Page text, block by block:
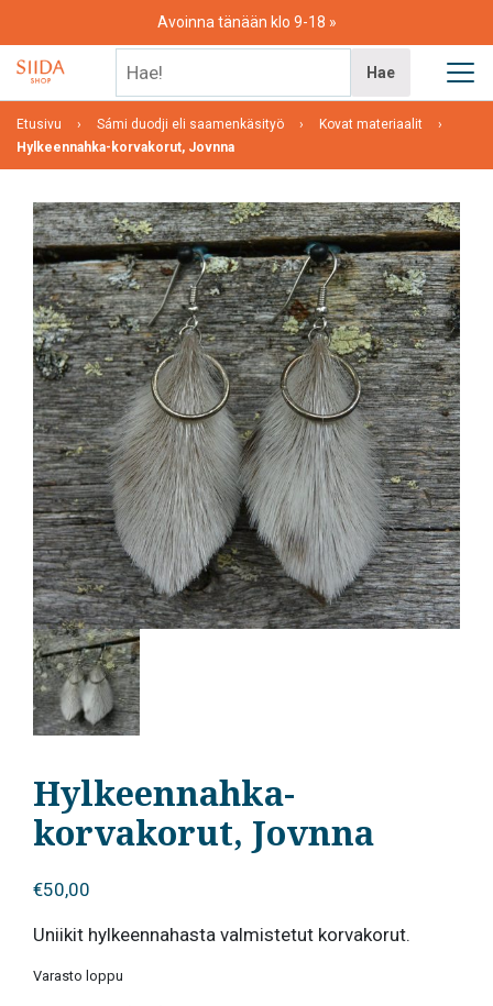
content
Avoinna tänään klo 9-18
Hae
Etusivu Sámi duodji eli saamenkäsityö
Kovat materiaalit
Hylkeennahka-korvakorut, Jovnna
Hylkeennahka-
korvakorut, Jovnna
€50,00
Uniikit hylkeennahasta valmistetut korvakorut.
Varasto loppu